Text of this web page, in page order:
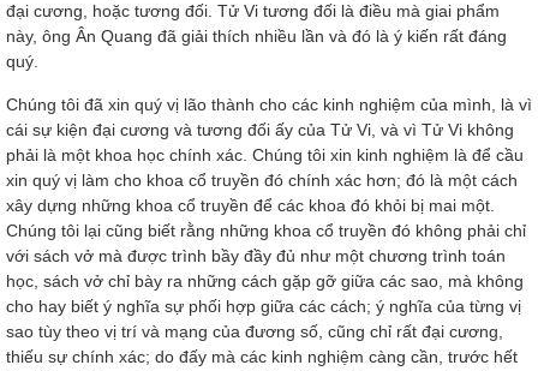
đại cương, hoặc tương đối. Tử Vi tương đối là điều mà giai phẩm
này, ông Ân Quang đã giải thích nhiều lần và đó là ý kiến rất đáng
quý.
Chúng tôi đã xin quý vị lão thành cho các kinh nghiệm của mình, là vì
cái sự kiện đại cương và tương đối ấy của Tử Vi, và vì Tử Vi không
phải là một khoa học chính xác. Chúng tôi xin kinh nghiệm là để cầu
xin quý vị làm cho khoa cổ truyền đó chính xác hơn; đó là một cách
xây dựng những khoa cổ truyền để các khoa đó khỏi bị mai một.
Chúng tôi lại cũng biết rằng những khoa cổ truyền đó không phải chỉ
với sách vở mà được trình bầy đầy đủ như một chương trình toán
học, sách vở chỉ bày ra những cách gặp gỡ giữa các sao, mà không
cho hay biết ý nghĩa sự phối hợp giữa các cách; ý nghĩa của từng vị
sao tùy theo vị trí và mạng của đương số, cũng chỉ rất đại cương,
thiếu sự chính xác; do đấy mà các kinh nghiệm càng cần, trước hết